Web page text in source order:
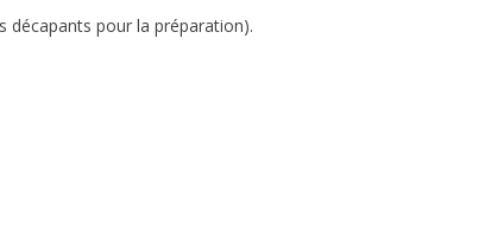
décapants pour la préparation).